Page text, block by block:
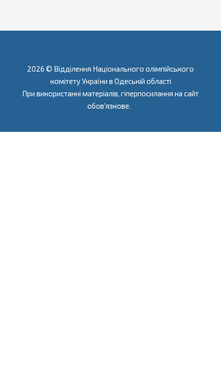
2026 © Відділення Національного олімпійського
комітету України в Одеській області
При використанні матеріалів, гіперпосилання на сайт
обов'язкове.